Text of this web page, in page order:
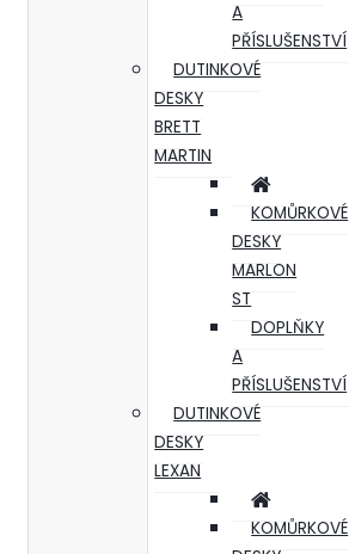
A
PŘÍSLUŠENSTVÍ
DUTINKOVÉ
DESKY
BRETT
MARTIN
KOMŮRKOVÉ
DESKY
MARLON
ST
DOPLŇKY
A
PŘÍSLUŠENSTVÍ
DUTINKOVÉ
DESKY
LEXAN
KOMŮRKOVÉ